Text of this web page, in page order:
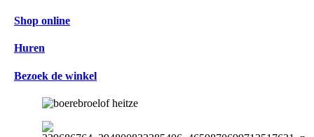
Shop online
Huren
Bezoek de winkel